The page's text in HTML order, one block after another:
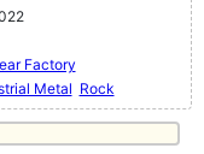
Factory
Metal Rock